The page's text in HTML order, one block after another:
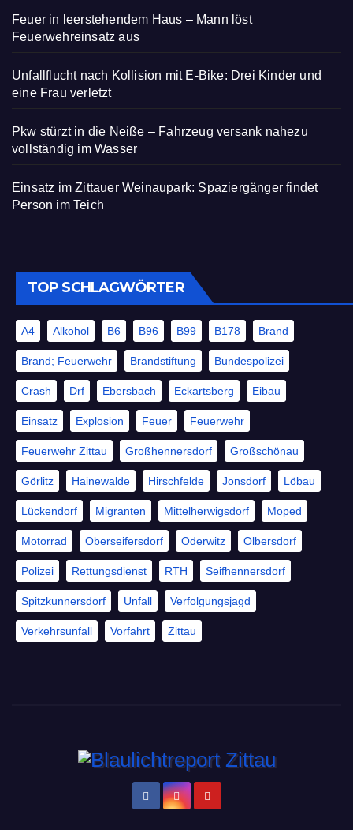
Feuer in leerstehendem Haus – Mann löst
Feuerwehreinsatz aus
Unfallflucht nach Kollision mit E-Bike: Drei Kinder und
eine Frau verletzt
Pkw stürzt in die Neiße – Fahrzeug versank nahezu
vollständig im Wasser
Einsatz im Zittauer Weinaupark: Spaziergänger findet
Person im Teich
TOP SCHLAGWÖRTER
A4 Alkohol B6 B96 B99 B178 Brand
Brand; Feuerwehr Brandstiftung Bundespolizei
Crash Drf Ebersbach Eckartsberg Eibau
Einsatz Explosion Feuer Feuerwehr
Feuerwehr Zittau Großhennersdorf Großschönau
Görlitz Hainewalde Hirschfelde Jonsdorf Löbau
Lückendorf Migranten Mittelherwigsdorf Moped
Motorrad Oberseifersdorf Oderwitz Olbersdorf
Polizei Rettungsdienst RTH Seifhennersdorf
Spitzkunnersdorf Unfall Verfolgungsjagd
Verkehrsunfall Vorfahrt Zittau